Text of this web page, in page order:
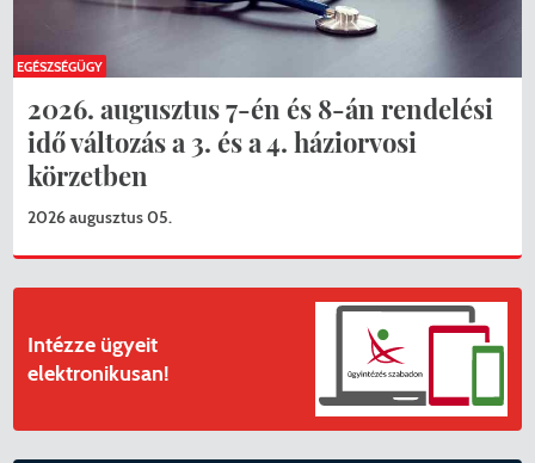
2026. augusztus 7-én és 8-án rendelési
idő változás a 3. és a 4. háziorvosi
körzetben
2026 augusztus 05.
EGÉSZSÉGÜGY
Intézze ügyeit
elektronikusan!